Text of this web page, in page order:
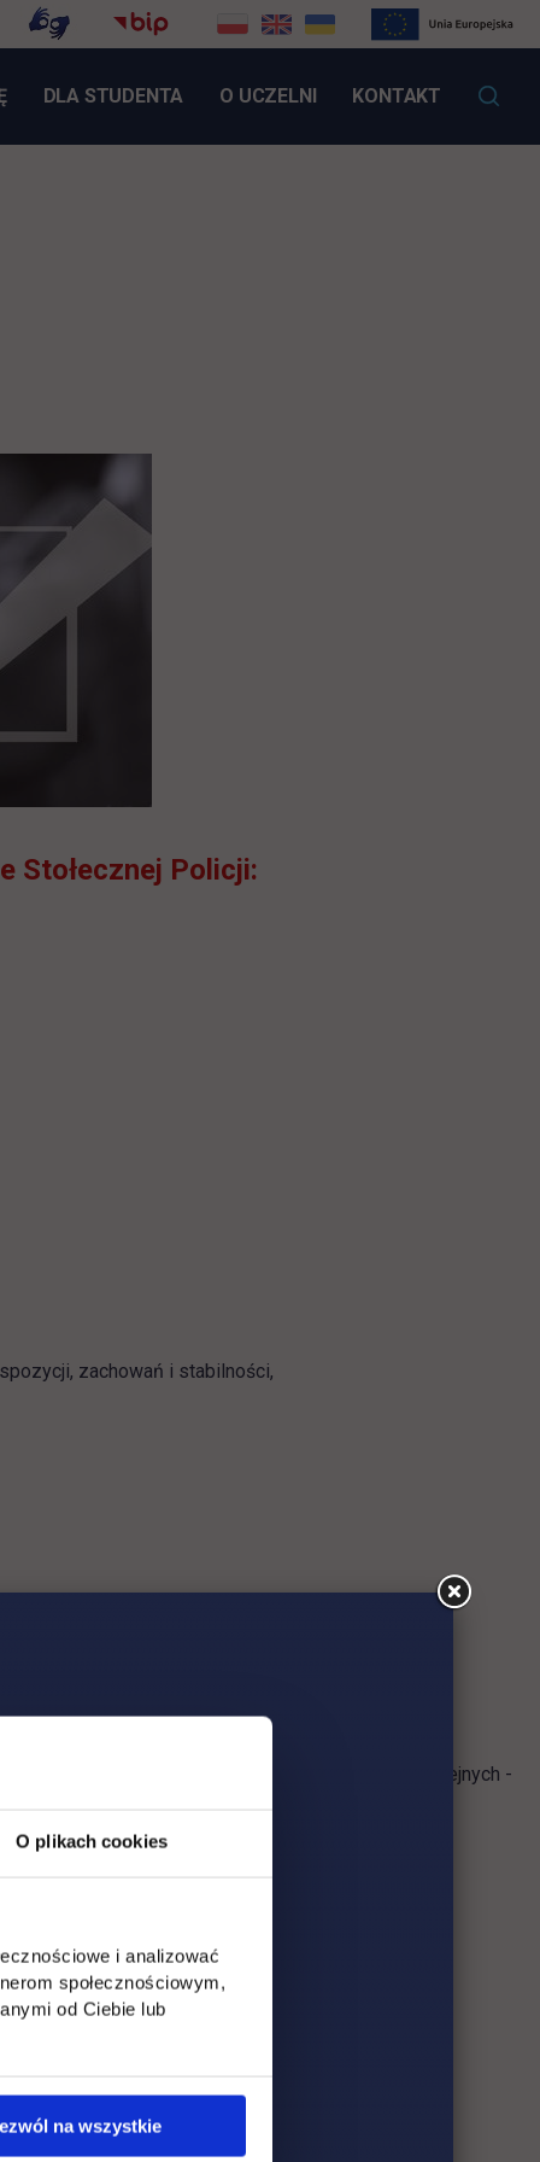
O plikach cookies
i analizować
społecznościowym,
od Ciebie lub
na wszystkie
LINK OTWIERA SIĘ W NOWEJ KARCIE
DLA STUDENTA O UCZELNI KONTAKT
Stołecznej Policji:
zachowań i stabilności,
Twoje postępy, zalecą ćwiczenia tak, by na kolejnych -